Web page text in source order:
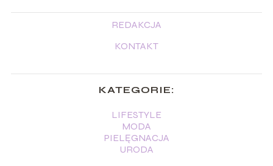
REDAKCJA
KONTAKT
KATEGORIE:
LIFESTYLE
MODA
PIELĘGNACJA
URODA